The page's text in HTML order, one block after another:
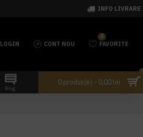
INFO LIVRARE
LOGIN CONT NOU FAVORITE
0
Blog
0 produs(e) - 0,00 lei